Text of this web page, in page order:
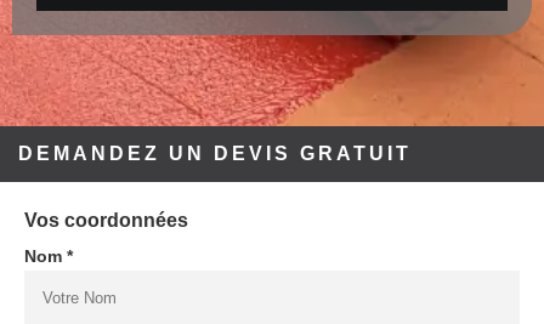
DEMANDEZ UN DEVIS GRATUIT
Vos coordonnées
Nom *